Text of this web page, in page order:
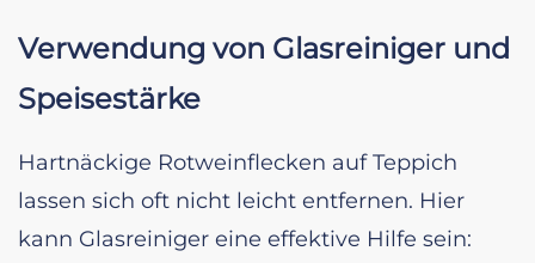
Verwendung von Glasreiniger und
Speisestärke
Hartnäckige Rotweinflecken auf Teppich
lassen sich oft nicht leicht entfernen. Hier
kann Glasreiniger eine effektive Hilfe sein: